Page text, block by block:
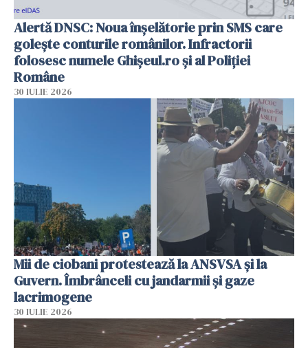
Alertă DNSC: Noua înșelătorie prin SMS care
golește conturile românilor. Infractorii
folosesc numele Ghișeul.ro și al Poliției
Române
30 IULIE 2026
Mii de ciobani protestează la ANSVSA și la
Guvern. Îmbrânceli cu jandarmii și gaze
lacrimogene
30 IULIE 2026